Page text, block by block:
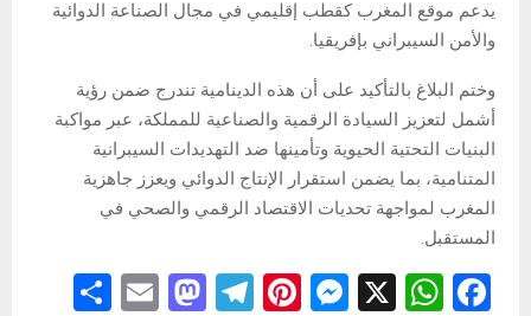
يدعم موقع المغرب كقطب إقليمي في مجال الصناعة الدوائية
والأمن السيبراني بإفريقيا.
وختم البلاغ بالتأكيد على أن هذه الدينامية تندرج ضمن رؤية
أشمل لتعزيز السيادة الرقمية والصناعية للمملكة، عبر مواكبة
البنيات التحتية الحيوية وتأمينها ضد التهديدات السيبرانية
المتنامية، بما يضمن استقرار الإنتاج الدوائي ويعزز جاهزية
المغرب لمواجهة تحديات الاقتصاد الرقمي والصحي في
المستقبل.
F
W
X
M
Pi
T
M
E